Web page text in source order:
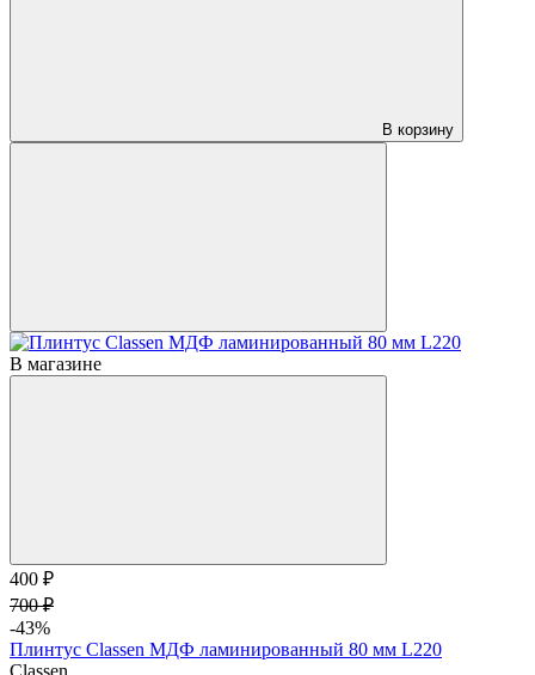
В корзину
В магазине
400 ₽
700 ₽
-43%
Плинтус Classen МДФ ламинированный 80 мм L220
Classen